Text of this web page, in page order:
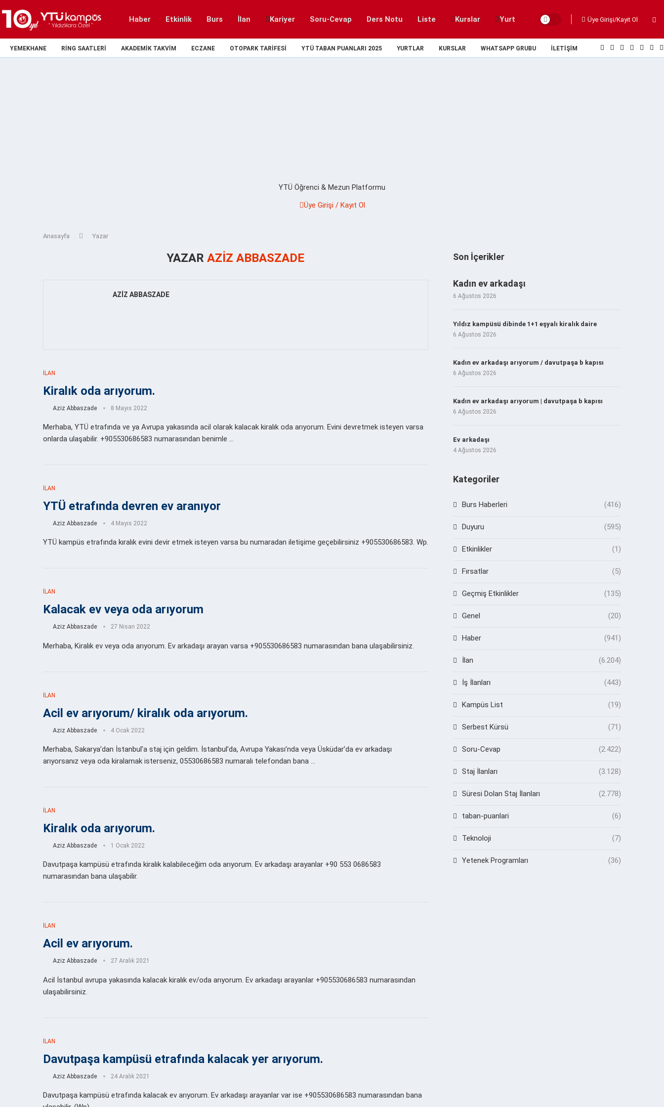
Haber Etkinlik Burs İlan Kariyer Soru-Cevap Ders Notu Liste Kurslar Yurt Üye Girişi/Kayıt Ol
YEMEKHANE RING SAATLERI AKADEMIK TAKVIM ECZANE OTOPARK TARIFESI YTÜ TABAN PUANLARI 2025 YURTLAR KURSLAR WHATSAPP GRUBU İLETIŞIM
YTÜ Öğrenci & Mezun Platformu
Üye Girişi / Kayıt Ol
Anasayfa Yazar
YAZARAZIZ ABBASZADE
AZIZ ABBASZADE
İLAN
Kiralık oda arıyorum.
Aziz Abbaszade 8 Mayıs 2022
Merhaba, YTÜ etrafında ve ya Avrupa yakasında acil olarak kalacak kiralık oda arıyorum. Evini devretmek isteyen varsa
onlarda ulaşabilir. +905530686583 numarasından benimle …
İLAN
YTÜ etrafında devren ev aranıyor
Aziz Abbaszade 4 Mayıs 2022
YTÜ kampüs etrafında kıralık evini devir etmek isteyen varsa bu numaradan iletişime geçebilirsiniz +905530686583. Wp.
İLAN
Kalacak ev veya oda arıyorum
Aziz Abbaszade 27 Nisan 2022
Merhaba, Kiralık ev veya oda arıyorum. Ev arkadaşı arayan varsa +905530686583 numarasından bana ulaşabilirsiniz.
İLAN
Acil ev arıyorum/ kiralık oda arıyorum.
Aziz Abbaszade 4 Ocak 2022
Merhaba, Sakarya’dan İstanbul’a staj için geldim. İstanbul’da, Avrupa Yakası’nda veya Üsküdar’da ev arkadaşı
arıyorsanız veya oda kiralamak isterseniz, 05530686583 numaralı telefondan bana …
İLAN
Kiralık oda arıyorum.
Aziz Abbaszade 1 Ocak 2022
Davutpaşa kampüsü etrafında kiralık kalabileceğim oda arıyorum. Ev arkadaşı arayanlar +90 553 0686583
numarasından bana ulaşabilir.
İLAN
Acil ev arıyorum.
Aziz Abbaszade 27 Aralık 2021
Acil İstanbul avrupa yakasında kalacak kiralık ev/oda arıyorum. Ev arkadaşı arayanlar +905530686583 numarasından
ulaşabilirsiniz.
İLAN
Davutpaşa kampüsü etrafında kalacak yer arıyorum.
Aziz Abbaszade 24 Aralık 2021
Davutpaşa kampüsü etrafında kalacak ev arıyorum. Ev arkadaşı arayanlar var ise +905530686583 numarasından bana
Son İçerikler
Kadın ev arkadaşı
6 Ağustos 2026
Yıldız kampüsü dibinde 1+1 eşyalı kiralık daire
6 Ağustos 2026
Kadın ev arkadaşı arıyorum / davutpaşa b kapısı
6 Ağustos 2026
Kadın ev arkadaşı arıyorum | davutpaşa b kapısı
6 Ağustos 2026
Ev arkadaşı
4 Ağustos 2026
Kategoriler
Burs Haberleri (416)
Duyuru (595)
Etkinlikler (1)
Fırsatlar (5)
Geçmiş Etkinlikler (135)
Genel (20)
Haber (941)
İlan (6.204)
İş İlanları (443)
Kampüs List (19)
Serbest Kürsü (71)
Soru-Cevap (2.422)
Staj İlanları (3.128)
Süresi Dolan Staj İlanları (2.778)
taban-puanlari (6)
Teknoloji (7)
Yetenek Programları (36)